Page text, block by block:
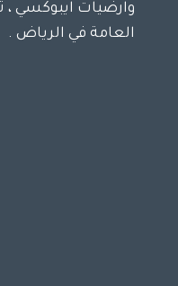
وارضيات ايبوكسي ،
العامة في الرياض .